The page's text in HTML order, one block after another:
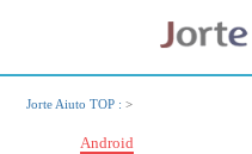
Jorte Aiuto TOP :>
Android